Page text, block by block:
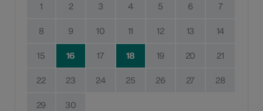
1 2 3 4 5 6 7
8 9 10 11 12 13 14
15 16 17 18 19 20 21
22 23 24 25 26 27 28
29 30